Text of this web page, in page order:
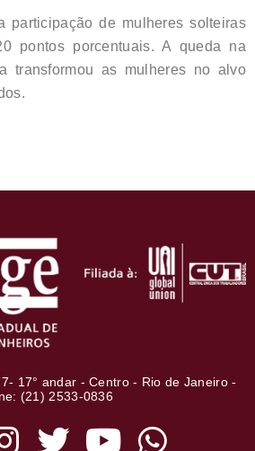
participação de mulheres solteiras
pontos porcentuais. A queda na
transformou as mulheres no alvo
17° andar - Centro - Rio de Janeiro -
(21) 2533-0836